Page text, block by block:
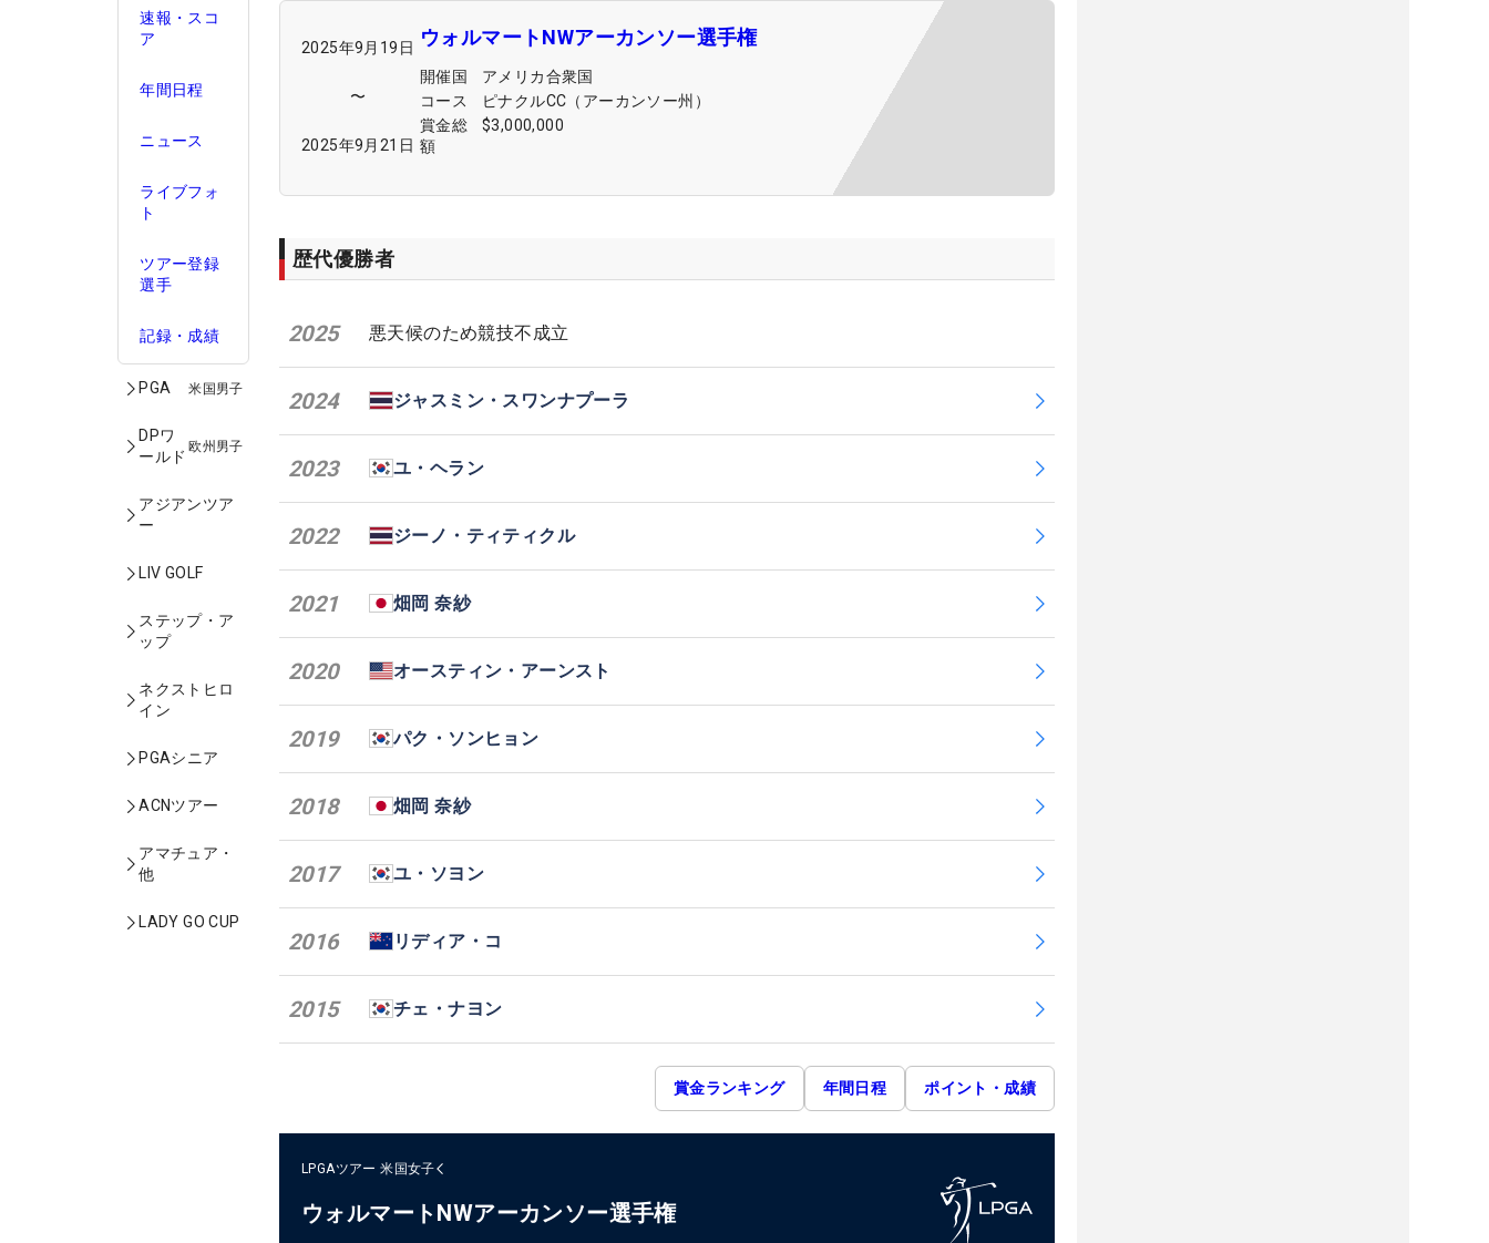
速報・スコ
ア
年間日程
ニュース
ライブフォ
ト
ツアー登録
選手
記録・成績
PGA 米国男子
DPワ
ールド
欧州男子
アジアンツア
ー
LIV GOLF
ステップ・ア
ップ
ネクストヒロ
イン
PGAシニア
ACNツアー
アマチュア・
他
LADY GO CUP
2025年9月19日
〜
2025年9月21日
ウォルマートNWアーカンソー選手権
開催国
アメリカ合衆国
コース
ピナクルCC（アーカンソー州）
賞金総
額
$3,000,000
歴代優勝者
2025 悪天候のため競技不成立
2024 ジャスミン・スワンナプーラ
2023 ユ・ヘラン
2022 ジーノ・ティティクル
2021 畑岡 奈紗
2020 オースティン・アーンスト
2019 パク・ソンヒョン
2018 畑岡 奈紗
2017 ユ・ソヨン
2016 リディア・コ
2015 チェ・ナヨン
賞金ランキング 年間日程 ポイント・成績
LPGAツアー 米国女子
ウォルマートNWアーカンソー選手権